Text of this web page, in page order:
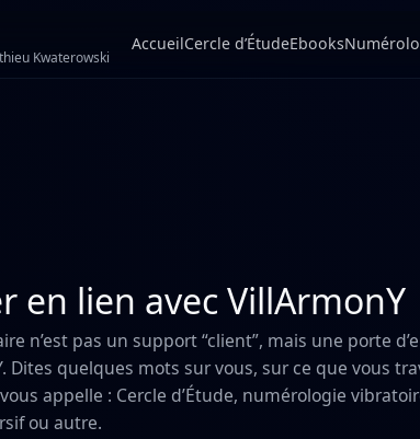
Kwaterowski
AccueilCercle d’ÉtudeEbooks
en lien avec VillArmonY
n’est pas un support “client”, mais une porte
Dites quelques mots sur vous, sur ce que vous
appelle : Cercle d’Étude, numérologie
ou autre.